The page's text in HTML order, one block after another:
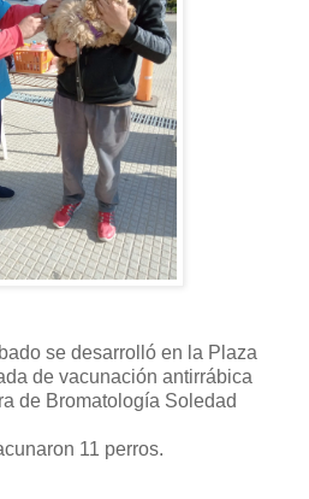
se desarrolló en la Plaza
de vacunación antirrábica
de Bromatología Soledad
11 perros.